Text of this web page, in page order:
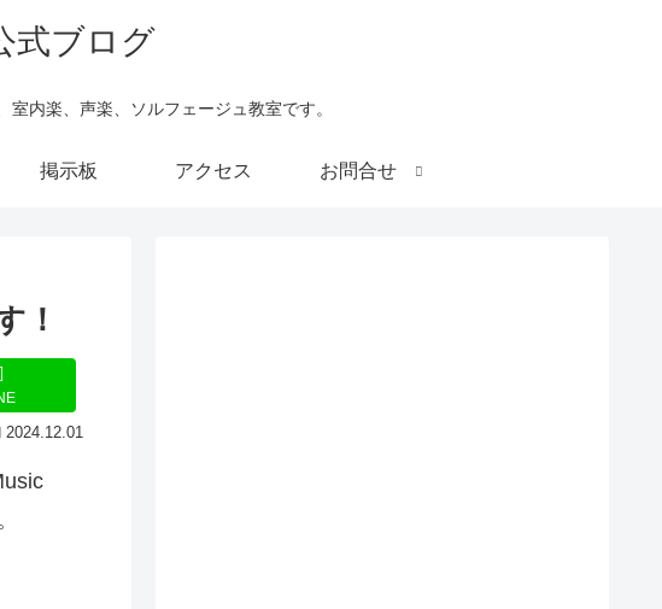
内楽、声楽、ソルフェージュ教室です。
掲示板 アクセス お問合せ
！
2024.12.01